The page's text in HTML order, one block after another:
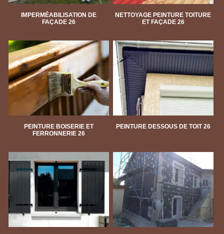
IMPERMÉABILISATION DE
FAÇADE 26
NETTOYAGE PEINTURE TOITURE
ET FAÇADE 26
PEINTURE BOISERIE ET
FERRONNERIE 26
PEINTURE DESSOUS DE TOIT 26